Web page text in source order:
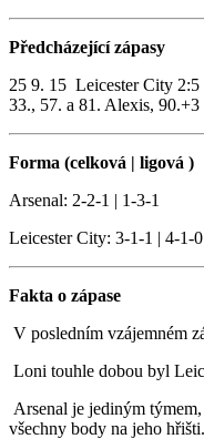
Předcházející zápasy
25 9. 15 Leicester City 2:5
33., 57. a 81. Alexis,
Forma (celková | ligová )
Arsenal: 2-2-1 | 1-3-1
Leicester City: 3-1-1 | 4-1-0
Fakta o zápase
V posledním vzájemném
Loni touhle dobou byl
Arsenal je jediným
všechny body na jeho hřišti.